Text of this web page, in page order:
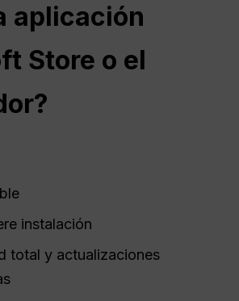
aplicación
Store o el
instalación
total y actualizaciones